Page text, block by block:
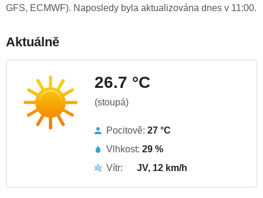
GFS, ECMWF). Naposledy byla aktualizována dnes v 11:00.
Aktuálně
26.7 °C
(stoupá)
Pocitově: 27 °C
Vlhkost: 29 %
Vítr:
JV, 12 km/h